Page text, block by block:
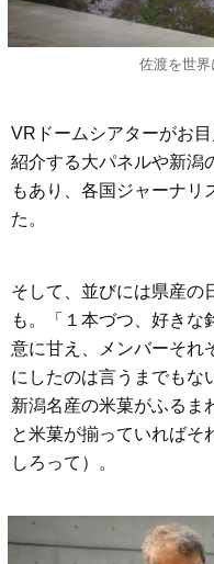
佐渡を世
VRドームシアターがお
紹介する大パネルや新潟
もあり、各国ジャーナリ
た。
そして、並びには県産の
も。「１本づつ、好きな
意に甘え、メンバーそれ
にしたのは言うまでもな
新潟名産の米菓がふるま
と米菓が揃っていればそ
しろって）。